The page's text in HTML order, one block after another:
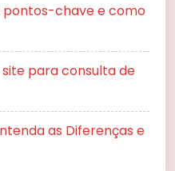
pontos-chave e como
para consulta de
as Diferenças e